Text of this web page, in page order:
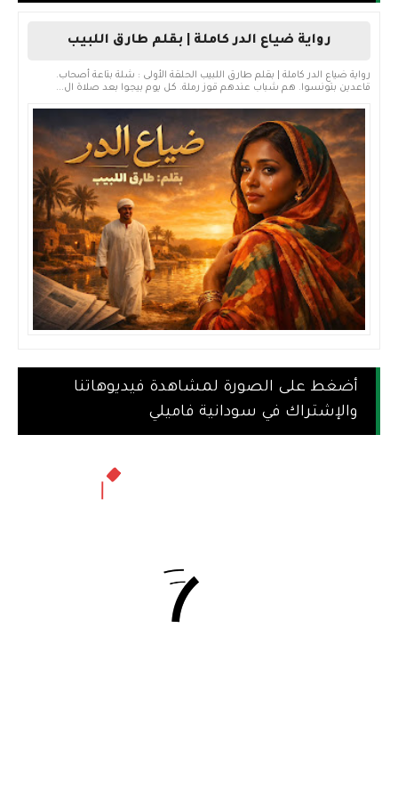
رواية ضياع الدر كاملة | بقلم طارق اللبيب
رواية ضياع الدر كاملة | بقلم طارق اللبيب الحلقة الأولى : شلة بتاعة أصحاب.
قاعدين بتونسوا. هم شباب عندهم قوز رملة. كل يوم بيجوا بعد صلاة ال...
أضغط على الصورة لمشاهدة فيديوهاتنا
والإشتراك في سودانية فاميلي